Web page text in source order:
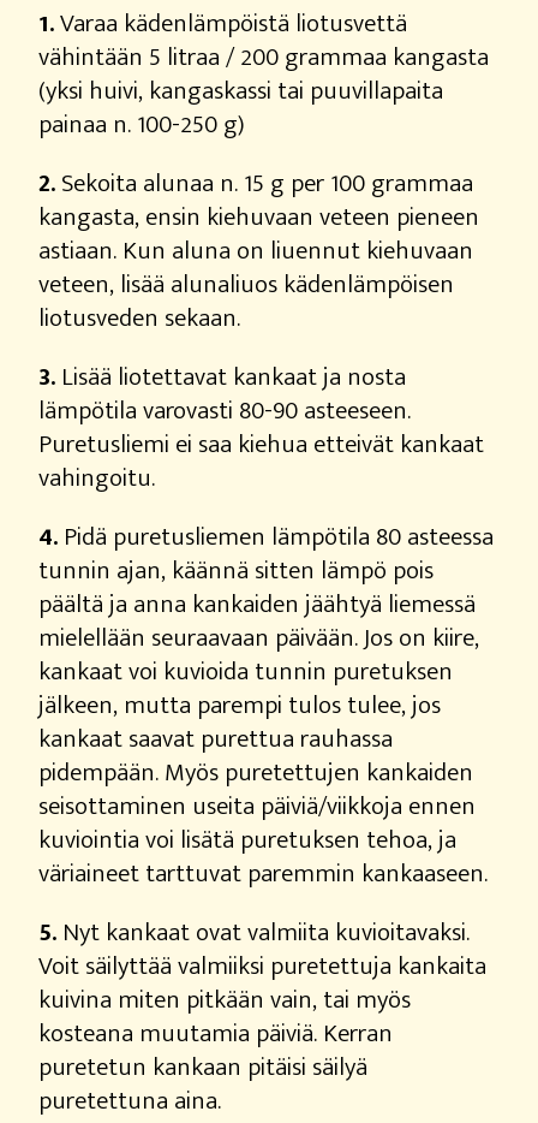
1.Varaa kädenlämpöistä liotusvettä
vähintään 5 litraa / 200 grammaa kangasta
(yksi huivi, kangaskassi tai puuvillapaita
painaa n. 100-250 g)
2.Sekoita alunaa n. 15 g per 100 grammaa
kangasta, ensin kiehuvaan veteen pieneen
astiaan. Kun aluna on liuennut kiehuvaan
veteen, lisää alunaliuos kädenlämpöisen
liotusveden sekaan.
3. Lisää liotettavat kankaat ja nosta
lämpötila varovasti 80-90 asteeseen.
Puretusliemi ei saa kiehua etteivät kankaat
vahingoitu.
4. Pidä puretusliemen lämpötila 80 asteessa
tunnin ajan, käännä sitten lämpö pois
päältä ja anna kankaiden jäähtyä liemessä
mielellään seuraavaan päivään. Jos on kiire,
kankaat voi kuvioida tunnin puretuksen
jälkeen, mutta parempi tulos tulee, jos
kankaat saavat purettua rauhassa
pidempään. Myös puretettujen kankaiden
seisottaminen useita päiviä/viikkoja ennen
kuviointia voi lisätä puretuksen tehoa, ja
väriaineet tarttuvat paremmin kankaaseen.
5. Nyt kankaat ovat valmiita kuvioitavaksi.
Voit säilyttää valmiiksi puretettuja kankaita
kuivina miten pitkään vain, tai myös
kosteana muutamia päiviä. Kerran
puretetun kankaan pitäisi säilyä
puretettuna aina.